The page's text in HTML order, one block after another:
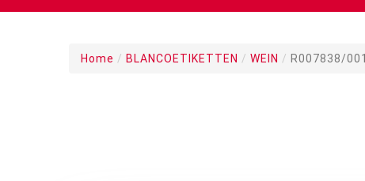
Home / BLANCOETIKETTEN / WEIN / R007838/001